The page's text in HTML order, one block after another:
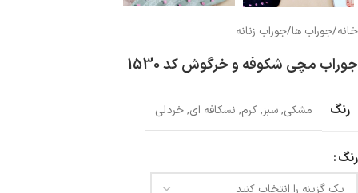
خانه/جوراب ها/جوراب زنانه
جوراب مچی شکوفه و خرگوش کد 1530
رنگ مشکی,سبز,کرم, نسکافه ای,خردلی
رنگ